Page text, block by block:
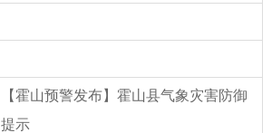
【霍山预警发布】霍山县气象灾害防御
提示